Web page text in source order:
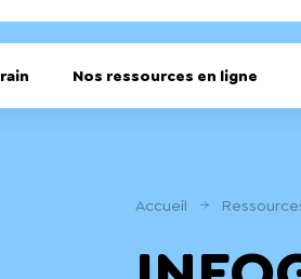
Nos ressources en ligne
Accueil